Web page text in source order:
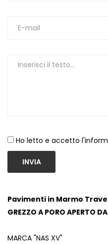
Ho letto e accetto
INVIA
Pavimenti in Marmo
GREZZO A PORO APERTO
MARCA "NAS XV"